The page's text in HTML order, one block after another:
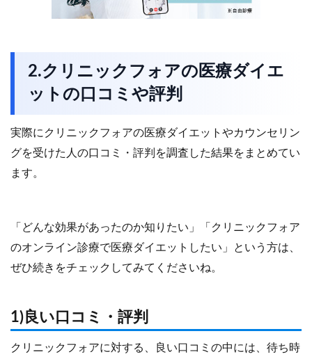
2.クリニックフォアの医療ダイエ
ットの口コミや評判
実際にクリニックフォアの医療ダイエットやカウンセリン
グを受けた人の口コミ・評判を調査した結果をまとめてい
ます。
「どんな効果があったのか知りたい」「クリニックフォア
のオンライン診療で医療ダイエットしたい」という方は、
ぜひ続きをチェックしてみてくださいね。
1)良い口コミ・評判
クリニックフォアに対する、良い口コミの中には、待ち時